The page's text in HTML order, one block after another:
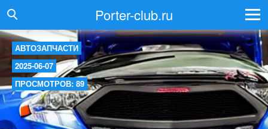
Porter-club.ru
АВТОЗАПЧАСТИ
2025-06-07
ПРОСМОТРОВ: 89